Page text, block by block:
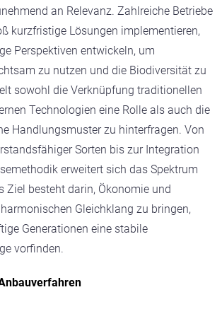
an Relevanz. Zahlreiche Betriebe
kurzfristige Lösungen implementieren,
Perspektiven entwickeln, um
zu nutzen und die Biodiversität zu
sowohl die Verknüpfung traditionellen
Technologien eine Rolle als auch die
Handlungsmuster zu hinterfragen. Von
Sorten bis zur Integration
erweitert sich das Spektrum
Ziel besteht darin, Ökonomie und
Gleichklang zu bringen,
Generationen eine stabile
vorfinden.